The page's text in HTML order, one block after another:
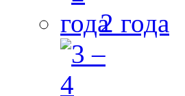
2 года